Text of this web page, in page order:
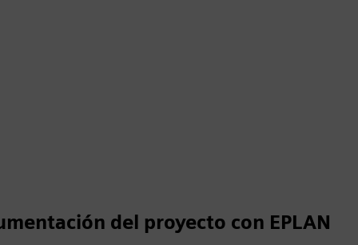
del proyecto con EPLAN